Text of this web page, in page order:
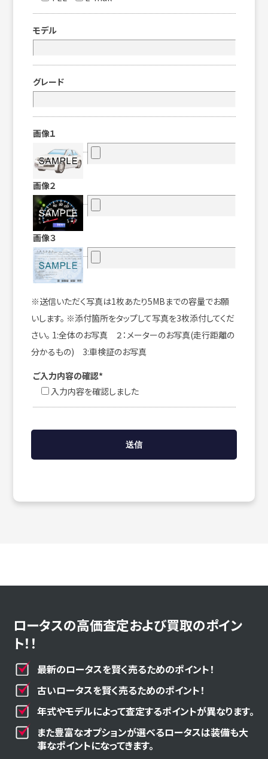
モデル
グレード
画像１
画像２
画像３
※送信いただく写真は1枚あたり5MBまでの容量でお願
いします。 ※添付箇所をタップして写真を3枚添付してくだ
さい。 1:全体のお写真 ２：メーターのお写真(走行距離の
分かるもの) 3:車検証のお写真
ご入力内容の確認*
入力内容を確認しました
ロータスの高価査定および買取のポイン
ト！！
最新のロータスを賢く売るためのポイント！
古いロータスを賢く売るためのポイント！
年式やモデルによって査定するポイントが異なります。
また豊富なオプションが選べるロータスは装備も大
事なポイントになってきます。